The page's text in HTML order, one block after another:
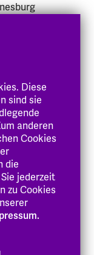
und
ab 1988
1994 Tätigkeit
studierte
und
Von 2000
Mitarbeiter
Düsseldorf, ab
der
Dort
„Zwischen
Eine
Von
des
hatte er
im DRK
Diese
sind sie
anderen
Cookies
die
jederzeit
zu Cookies